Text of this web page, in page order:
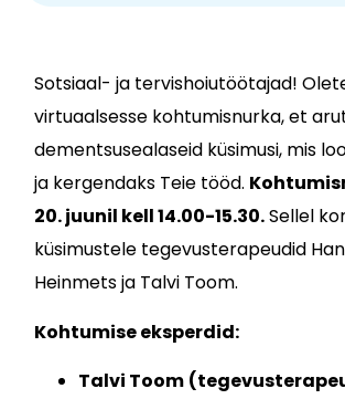
Sotsiaal- ja tervishoiutöötajad!
virtuaalsesse kohtumisnurka, et
dementsusealaseid küsimusi, mis
ja kergendaks Teie tööd.
20. juunil kell 14.00-15.30.Sellel
küsimustele tegevusterapeudid
Heinmets ja Talvi Toom.
Kohtumise eksperdid:
Talvi Toom